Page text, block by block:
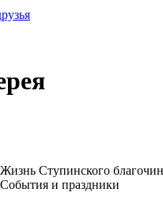
Жизнь Ступинского
События и праздники